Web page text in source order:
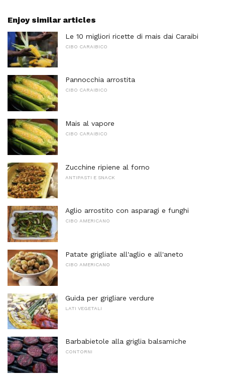
Enjoy similar articles
Le 10 migliori ricette di mais dai Caraibi
CIBO CARAIBICO
Pannocchia arrostita
CIBO CARAIBICO
Mais al vapore
CIBO CARAIBICO
Zucchine ripiene al forno
ANTIPASTI E SNACK
Aglio arrostito con asparagi e funghi
CIBO AMERICANO
Patate grigliate all'aglio e all'aneto
CIBO AMERICANO
Guida per grigliare verdure
LATI VEGETALI
Barbabietole alla griglia balsamiche
CONTORNI